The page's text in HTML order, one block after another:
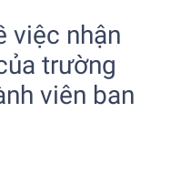
việc nhận
trường
viên ban